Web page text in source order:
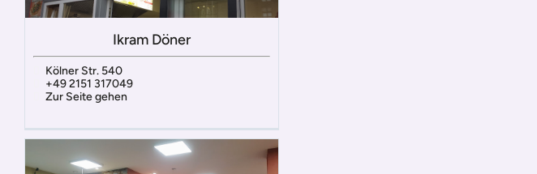
Ikram Döner
Kölner Str. 540
+49 2151 317049
Zur Seite gehen